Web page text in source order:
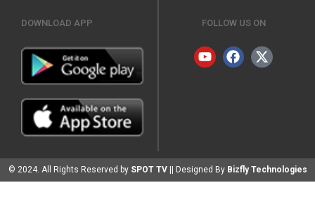
DOWNLOAD APP FOLLOW US ON
© 2024. All Rights Reserved by SPOT TV || Designed By Bizfly Technologies